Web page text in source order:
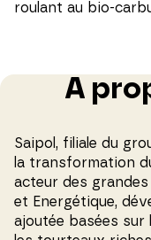
roulant au bio-
A
Saipol, filiale du
la transformation
acteur des
et Energétique,
ajoutée basées sur